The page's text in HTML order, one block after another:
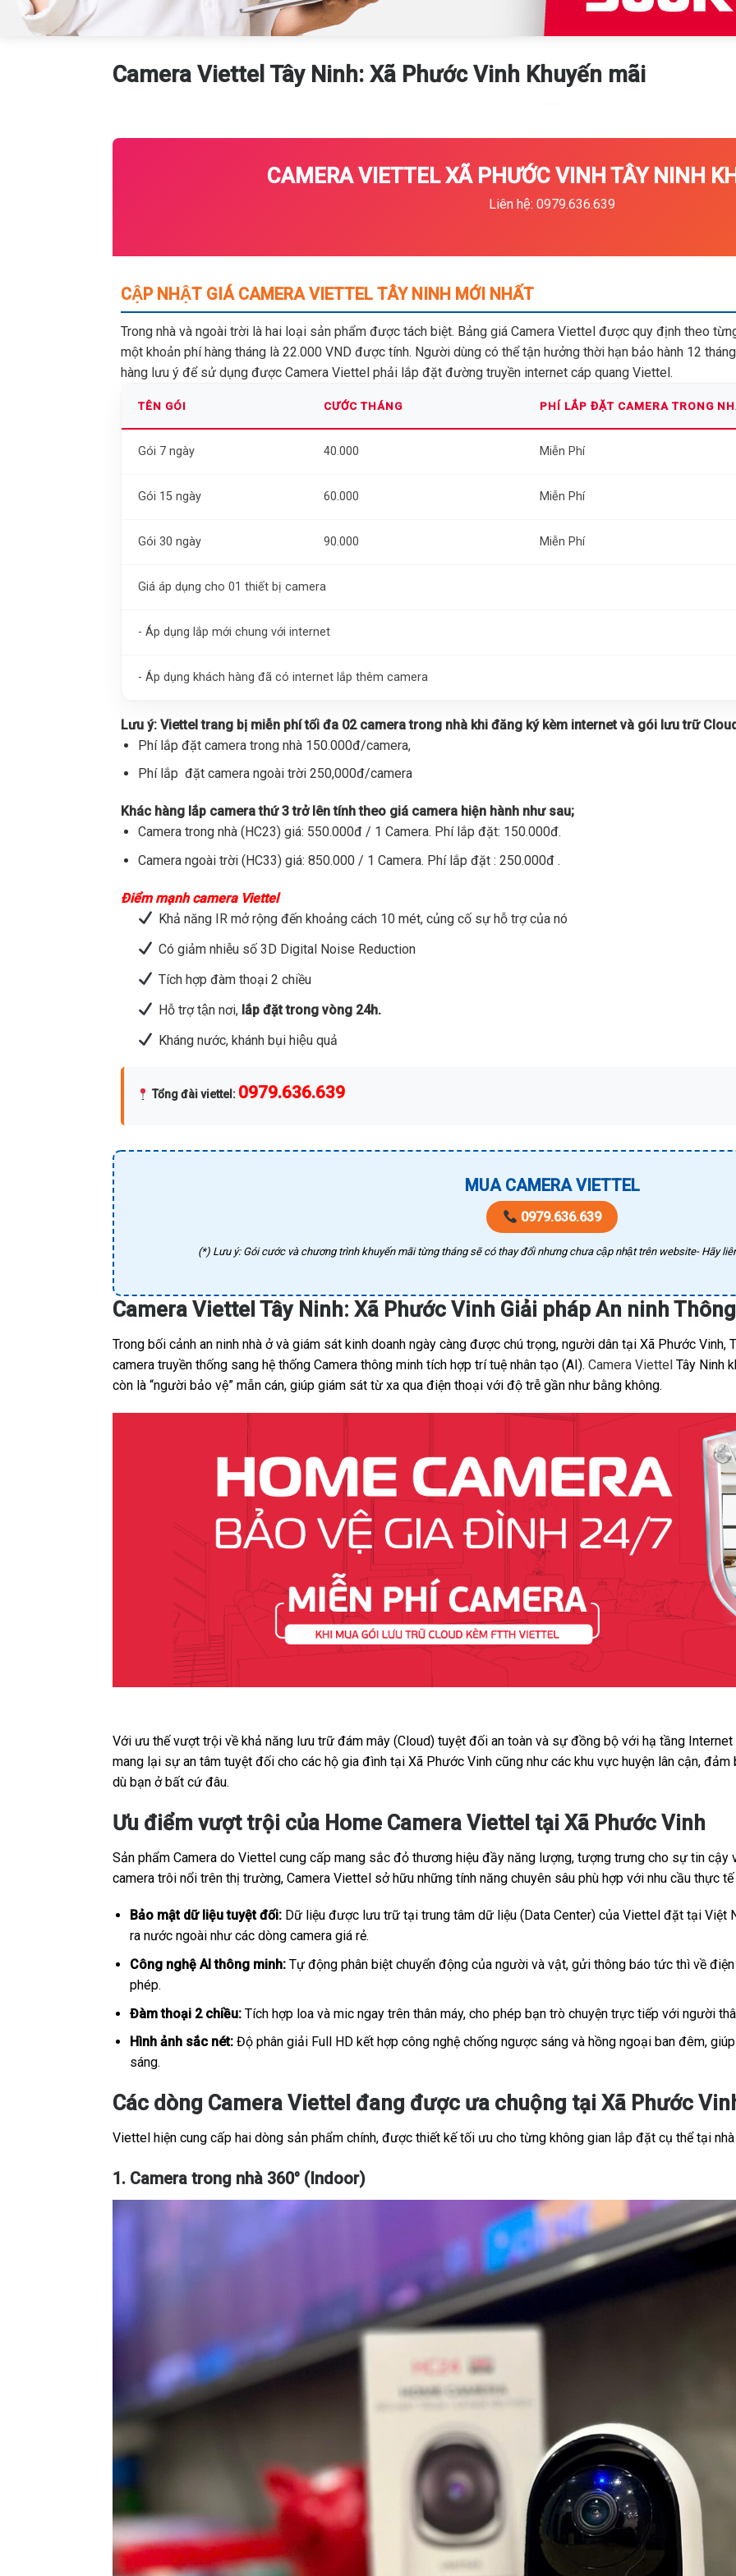
Camera Viettel Tây Ninh: Xã Phước Vinh Khuyến mãi
CAMERA VIETTEL XÃ PHƯỚC VINH TÂY NINH
Liên hệ: 0979.636.639
CẬP NHẬT GIÁ CAMERA VIETTEL TÂY NINH MỚI NHẤT
Trong nhà và ngoài trời là hai loại sản phẩm được tách biệt. Bảng giá Camera Viettel được quy định theo
một khoản phí hàng tháng là 22.000 VND được tính. Người dùng có thể tận hưởng thời hạn bảo hành 12
hàng lưu ý để sử dụng được Camera Viettel phải lắp đặt đường truyền internet cáp quang Viettel.
TÊN GÓI CƯỚC THÁNG PHÍ LẮP ĐẶT CAMERA TRONG
Gói 7 ngày 40.000 Miễn Phí
Gói 15 ngày 60.000 Miễn Phí
Gói 30 ngày 90.000 Miễn Phí
Giá áp dụng cho 01 thiết bị camera
- Áp dụng lắp mới chung với internet
- Áp dụng khách hàng đã có internet lắp thêm camera
Lưu ý: Viettel trang bị miễn phí tối đa 02 camera trong nhà khi đăng ký kèm internet và gói lưu trữ
Phí lắp đặt camera trong nhà 150.000đ/camera,
Phí lắp đặt camera ngoài trời 250,000đ/camera
Khác hàng lắp camera thứ 3 trở lên tính theo giá camera hiện hành như sau;
Camera trong nhà (HC23) giá: 550.000đ / 1 Camera. Phí lắp đặt: 150.000đ.
Camera ngoài trời (HC33) giá: 850.000 / 1 Camera. Phí lắp đặt : 250.000đ .
Điểm mạnh camera Viettel
Khả năng IR mở rộng đến khoảng cách 10 mét, củng cố sự hỗ trợ của nó
Có giảm nhiễu số 3D Digital Noise Reduction
Tích hợp đàm thoại 2 chiều
Hỗ trợ tận nơi,lắp đặt trong vòng 24h.
Kháng nước, khánh bụi hiệu quả
Tổng đài viettel : 0979.636.639
MUA CAMERA VIETTEL
0979.636.639
(*) Lưu ý: Gói cước và chương trình khuyến mãi từng tháng sẽ có thay đổi nhưng chưa cập nhật trên website- Hãy
Camera Viettel Tây Ninh: Xã Phước Vinh Giải pháp An ninh
Trong bối cảnh an ninh nhà ở và giám sát kinh doanh ngày càng được chú trọng, người dân tại Xã Phước Vinh,
camera truyền thống sang hệ thống Camera thông minh tích hợp trí tuệ nhân tạo (AI). Camera Viettel Tây Ninh
còn là “người bảo vệ” mẫn cán, giúp giám sát từ xa qua điện thoại với độ trễ gần như bằng không.
Với ưu thế vượt trội về khả năng lưu trữ đám mây (Cloud) tuyệt đối an toàn và sự đồng bộ với hạ tầng
mang lại sự an tâm tuyệt đối cho các hộ gia đình tại Xã Phước Vinh cũng như các khu vực huyện lân cận,
dù bạn ở bất cứ đâu.
Ưu điểm vượt trội của Home Camera Viettel tại Xã Phước Vinh
Sản phẩm Camera do Viettel cung cấp mang sắc đỏ thương hiệu đầy năng lượng, tượng trưng cho sự tin cậy
camera trôi nổi trên thị trường, Camera Viettel sở hữu những tính năng chuyên sâu phù hợp với nhu cầu thực
Bảo mật dữ liệu tuyệt đối:Dữ liệu được lưu trữ tại trung tâm dữ liệu (Data Center) của Viettel đặt tại Việt
ra nước ngoài như các dòng camera giá rẻ.
Công nghệ AI thông minh:Tự động phân biệt chuyển động của người và vật, gửi thông báo tức thì về
phép.
Đàm thoại 2 chiều:Tích hợp loa và mic ngay trên thân máy, cho phép bạn trò chuyện trực tiếp với người
Hình ảnh sắc nét:Độ phân giải Full HD kết hợp công nghệ chống ngược sáng và hồng ngoại ban đêm,
sáng.
Các dòng Camera Viettel đang được ưa chuộng tại Xã Phước
Viettel hiện cung cấp hai dòng sản phẩm chính, được thiết kế tối ưu cho từng không gian lắp đặt cụ thể tại
1. Camera trong nhà 360° (Indoor)